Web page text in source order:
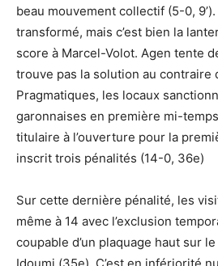
beau mouvement collectif (5-0, 9’).
transformé, mais c’est bien la
score à Marcel-Volot. Agen tente
trouve pas la solution au contraire
Pragmatiques, les locaux
garonnaises en première mi-
titulaire à l’ouverture pour la
inscrit trois pénalités (14-0, 36e)
Sur cette dernière pénalité, les
même à 14 avec l’exclusion
coupable d’un plaquage haut sur